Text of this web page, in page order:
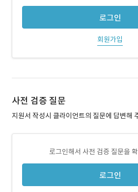
로그인
회원가입
사전 검증 질문
지원서 작성시 클라이언트의 질문에 답변해
로그인해서 사전 검증 질문을
로그인